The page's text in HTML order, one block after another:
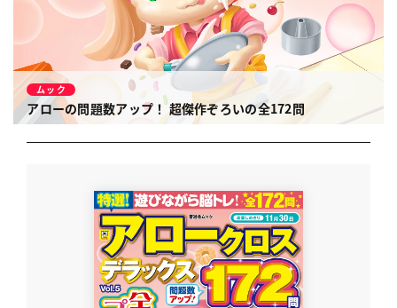
ムック
アローの問題数アップ！ 超傑作ぞろいの全172問